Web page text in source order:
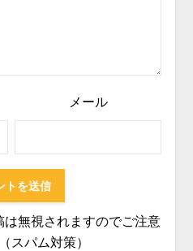
メール
無視されますのでご注意
スパム対策）